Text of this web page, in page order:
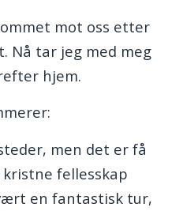
mot oss etter
Nå tar jeg med meg
hjem.
men det er få
fellesskap
en fantastisk tur,